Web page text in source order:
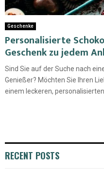
Geschenke
Personalisierte
Geschenk zu jedem
Sind Sie auf der Suche nach
Genießer? Möchten Sie Ihren
einem leckeren,
RECENT POSTS